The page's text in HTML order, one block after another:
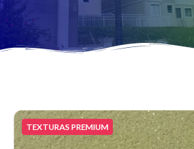
TEXTURAS PREMIUM